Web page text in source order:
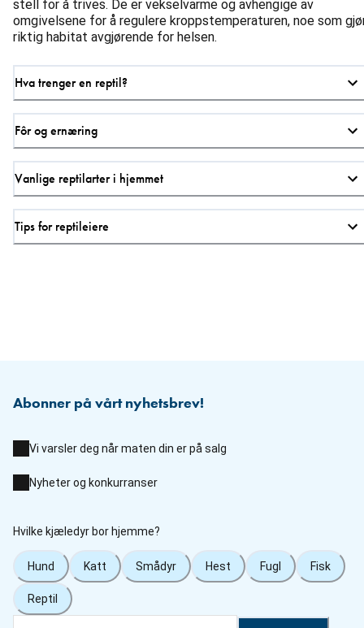
stell for å trives. De er vekselvarme og avhengige av
omgivelsene for å regulere kroppstemperaturen, noe som
riktig habitat avgjørende for helsen.
Hva trenger en reptil?
Fôr og ernæring
Vanlige reptilarter i hjemmet
Tips for reptileiere
Abonner på vårt nyhetsbrev!
Vi varsler deg når maten din er på salg
Nyheter og konkurranser
Hvilke kjæledyr bor hjemme?
Hund Katt Smådyr Hest Fugl Fisk
Reptil